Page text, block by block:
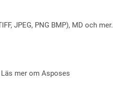
JPEG, PNG BMP), MD och mer.
mer om Asposes